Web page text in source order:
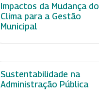
Impactos da Mudança do
Clima para a Gestão
Municipal
Sustentabilidade na
Administração Pública